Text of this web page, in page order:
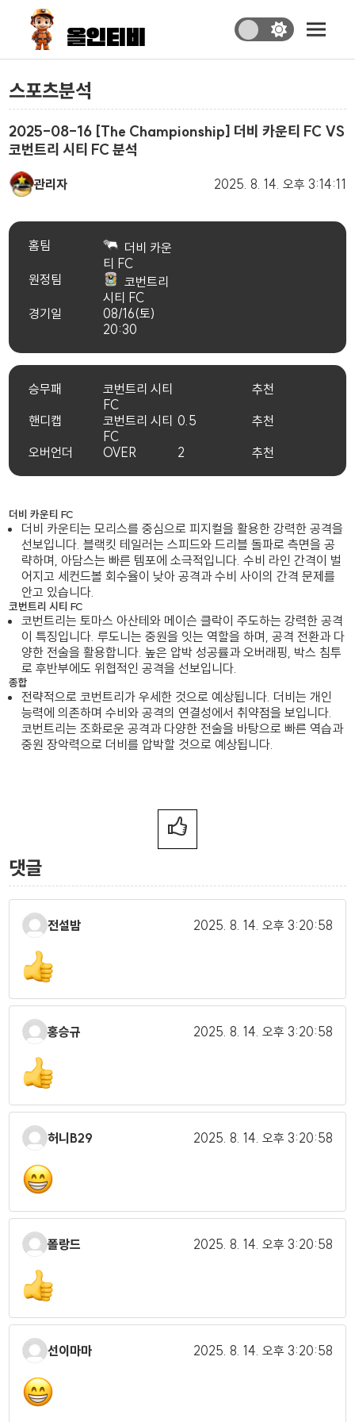
스포츠분석
2025-08-16 [The Championship] 더비 카운티 FC VS
코번트리 시티 FC 분석
관리자 2025. 8. 14. 오후 3:14:11
홈팀
더비 카운
티 FC
원정팀
코번트리
시티 FC
경기일
08/16(토)
20:30
승무패
코번트리 시티
FC
추천
핸디캡
코번트리 시티
FC
0.5
추천
오버언더
OVER 2 추천
더비 카운티 FC
더비 카운티는 모리스를 중심으로 피지컬을 활용한 강력한 공격을
선보입니다. 블랙킷 테일러는 스피드와 드리블 돌파로 측면을 공
략하며, 아담스는 빠른 템포에 소극적입니다. 수비 라인 간격이 벌
어지고 세컨드볼 회수율이 낮아 공격과 수비 사이의 간격 문제를
안고 있습니다.
코번트리 시티 FC
코번트리는 토마스 아산테와 메이슨 클락이 주도하는 강력한 공격
이 특징입니다. 루도니는 중원을 잇는 역할을 하며, 공격 전환과 다
양한 전술을 활용합니다. 높은 압박 성공률과 오버래핑, 박스 침투
로 후반부에도 위협적인 공격을 선보입니다.
종합
전략적으로 코번트리가 우세한 것으로 예상됩니다. 더비는 개인
능력에 의존하며 수비와 공격의 연결성에서 취약점을 보입니다.
코번트리는 조화로운 공격과 다양한 전술을 바탕으로 빠른 역습과
중원 장악력으로 더비를 압박할 것으로 예상됩니다.
댓글
전설밤 2025. 8. 14. 오후 3:20:58
홍승규 2025. 8. 14. 오후 3:20:58
허니B29 2025. 8. 14. 오후 3:20:58
폴랑드 2025. 8. 14. 오후 3:20:58
선이마마 2025. 8. 14. 오후 3:20:58